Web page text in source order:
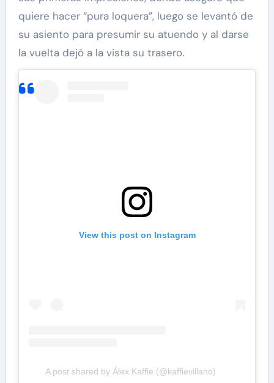
quiere hacer “pura loquera”, luego se levantó de
su asiento para presumir su atuendo y al darse
la vuelta dejó a la vista su trasero.
View this post on Instagram
A post shared by Álex Kaffie (@kaffievillano)